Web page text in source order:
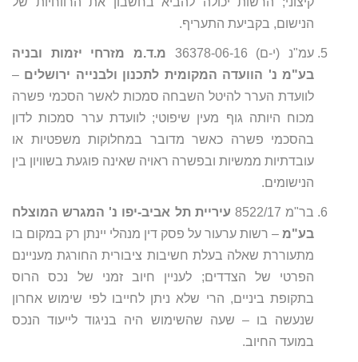
הנישום, בקביעת התעריף.
עמ"נ (י-ם) 36378-06-16
מ.ד.מ מזרחי יזמות ובניה
בע"מ נ' הוועדה המקומית לתכנון ולבנייה ירושלים –
לוועדת הערר להיטל השבחה סמכות לאשר הסכמי פשרה
מכוח היותה גוף מעין שיפוטי; לוועדת ערר סמכות לדון
בהסכמי פשרה כאשר מדובר במחלוקות משפטיות או
עובדתיות ממשיות ובפשרה ראויה שאינה פוגעת בשוויון בין
הנישומים.
בר"מ 8522/17
עיריית תל אביב-יפו נ' המגרש המוצלח
בע"מ – רשות ערעור על פסק דין מנהלי יינתן רק במקום בו
מתעוררת שאלה בעלת חשיבות ציבורית החורגת מעניינם
הפרטי של הצדדים; לעניין חיוב זמני של נכס הרוס
בתקופת ביניים, הרי שלא ניתן לחייבו לפי שימוש אחרון
שנעשה בו – שעה שהשימוש היה בניגוד לייעוד הנכס
במועד החיוב.